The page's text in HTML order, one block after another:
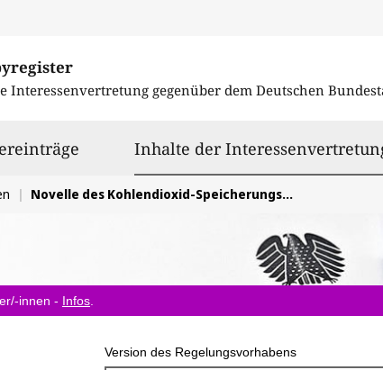
Interessenvertretung gegenüber dem Deutschen
Inhalte der
Novelle des Kohlendioxid-Speicherungsgesetz (KSpG)
innen - Infos
Version des Regelungsvorhabens